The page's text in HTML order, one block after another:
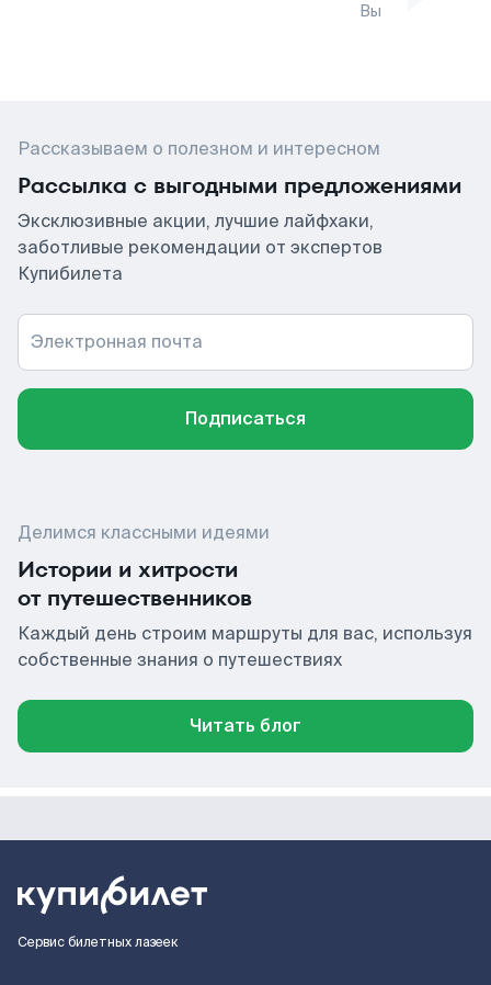
Вы
Рассказываем о полезном и интересном
Рассылка с выгодными предложениями
Эксклюзивные акции, лучшие лайфхаки,
заботливые рекомендации от экспертов
Купибилета
Электронная почта
Подписаться
Делимся классными идеями
Истории и хитрости
от путешественников
Каждый день строим маршруты для вас, используя
собственные знания о путешествиях
Читать блог
Сервис билетных лазеек